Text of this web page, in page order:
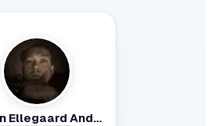
Søren Ellegaard Andersen